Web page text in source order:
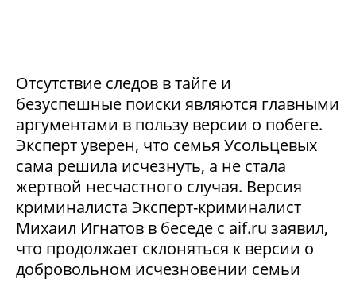
Отсутствие следов в тайге и
безуспешные поиски являются главными
аргументами в пользу версии о побеге.
Эксперт уверен, что семья Усольцевых
сама решила исчезнуть, а не стала
жертвой несчастного случая. Версия
криминалиста Эксперт-криминалист
Михаил Игнатов в беседе с aif.ru заявил,
что продолжает склоняться к версии о
добровольном исчезновении семьи